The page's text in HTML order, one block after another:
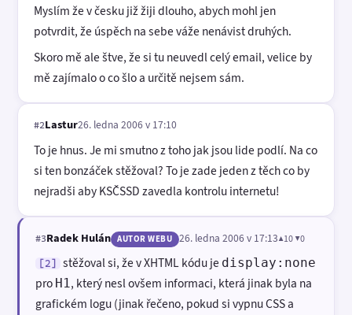
Myslím že v česku již žiji dlouho, abych mohl jen
potvrdit, že úspěch na sebe váže nenávist druhých.
Skoro mě ale štve, že si tu neuvedl celý email, velice by
mě zajímalo o co šlo a určitě nejsem sám.
#2Lastur26. ledna 2006 v 17:10
To je hnus. Je mi smutno z toho jak jsou lide podlí. Na co
si ten bonzáček stěžoval? To je zade jeden z těch co by
nejradši aby KSČSSD zavedla kontrolu internetu!
#3Radek Hulán AUTOR WEBU 26. ledna 2006 v 17:13▲10 ▼0
[2] stěžoval si, že v XHTML kódu je display:none
pro H1, který nesl ovšem informaci, která jinak byla na
grafickém logu (jinak řečeno, pokud si vypnu CSS a